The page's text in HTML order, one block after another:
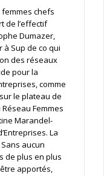
femmes chefs
de l’effectif
Dumazer,
Sup de co qui
des réseaux
pour la
comme
le plateau de
Femmes
Marandel-
La
aucun
de plus en plus
apportés,